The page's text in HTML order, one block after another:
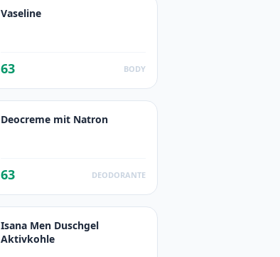
Vaseline
63 BODY
Deocreme mit Natron
63 DEODORANTE
Isana Men Duschgel
Aktivkohle